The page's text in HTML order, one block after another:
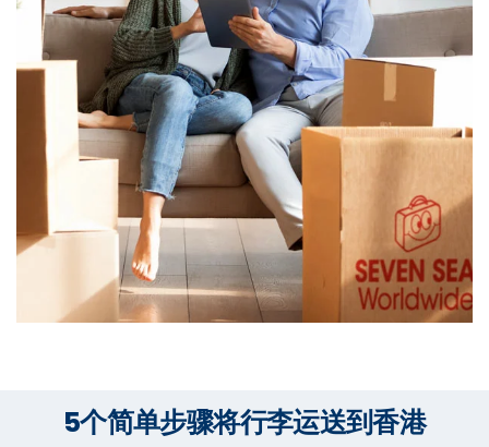
5个简单步骤将行李运送到香港